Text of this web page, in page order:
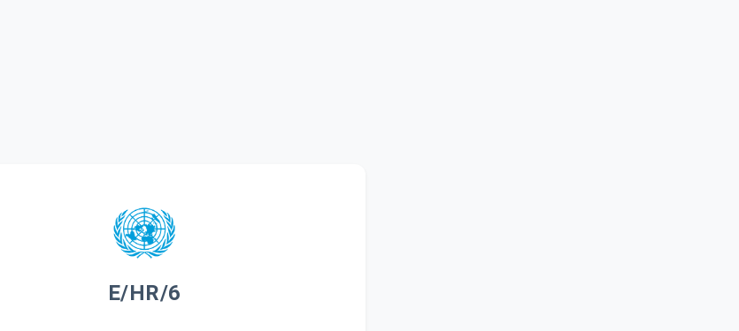
E/HR/6